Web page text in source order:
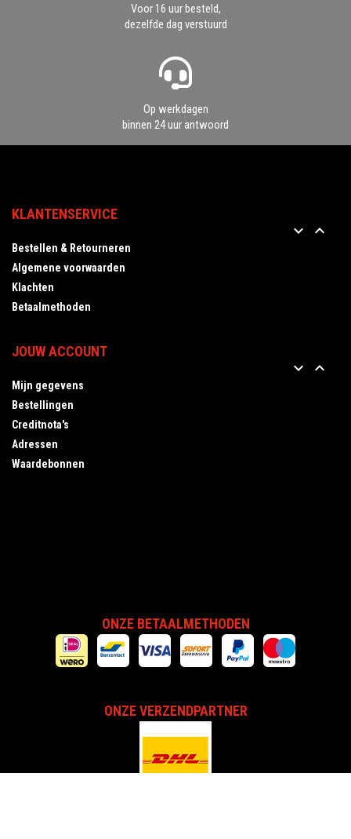
Voor 16 uur besteld,
dezelfde dag verstuurd
Op werkdagen
binnen 24 uur antwoord
KLANTENSERVICE
 
Bestellen & Retourneren
Algemene voorwaarden
Klachten
Betaalmethoden
JOUW ACCOUNT
 
Mijn gegevens
Bestellingen
Creditnota's
Adressen
Waardebonnen
ONZE BETAALMETHODEN
ONZE VERZENDPARTNER